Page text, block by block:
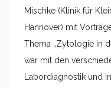
Mischke (Klinik für
Hannover) mit
Thema „Zytologie in
war mit den
Labordiagnostik und